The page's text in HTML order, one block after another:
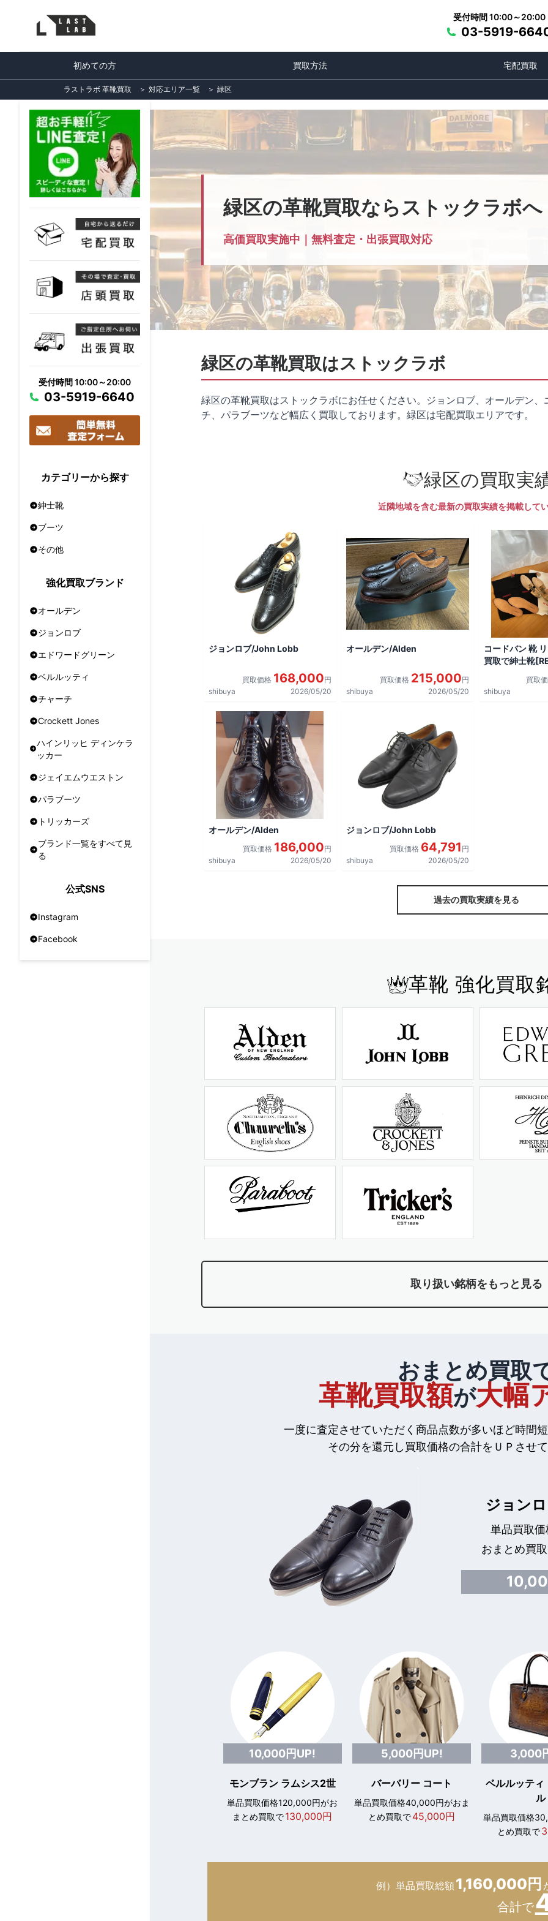
受付時間 10:00～20:00
03-5919-
初めての方 買取方法 宅配買取
ラストラボ 革靴買取 ＞ 対応エリア一覧 ＞ 緑区
受付時間 10:00～20:00
03-5919-6640
カテゴリーから探す
紳士靴
ブーツ
その他
強化買取ブランド
オールデン
ジョンロブ
エドワードグリーン
ベルルッティ
チャーチ
Crockett Jones
ハインリッヒ ディンケラ
ッカー
ジェイエムウエストン
パラブーツ
トリッカーズ
ブランド一覧をすべて見
る
公式SNS
Instagram
Facebook
緑区の革靴買取ならストックラボへ
高価買取実施中｜無料査定・出張買取対応
緑区の革靴買取はストックラボ
緑区の革靴買取はストックラボにお任せください。ジョンロブ、オールデン
チ、パラブーツなど幅広く買取しております。緑区は宅配買取エリアです。
緑区の買取実
近隣地域を含む最新の買取実績を掲載して
ジョンロブ/John Lobb
買取価格 168,000円
shibuya
2026/05/20
オールデン/Alden
買取価格 215,000円
shibuya
2026/05/20
コードバン 靴
買取で紳士靴
買取
shibuya
オールデン/Alden
買取価格 186,000円
shibuya
2026/05/20
ジョンロブ/John Lobb
買取価格 64,791 円
shibuya
2026/05/20
過去の買取実績を見る
革靴 強化買取
取り扱い銘柄をもっと見る
おまとめ買取
革靴買取額が大幅
一度に査定させていただく商品点数が多いほど時間
その分を還元し買取価格の合計をＵＰさせ
ジョン
単品買取
おまとめ買
10,000円UP!
モンブラン ラムシス2世
単品買取価格120,000円がお
まとめ買取で130,000円
5,000円UP!
バーバリー コート
単品買取価格40,000円がおま
とめ買取で45,000円
3,000
ベルルッティ
ル
単品買取価格
とめ買取で
例）単品買取総額1,160,000円
合計で